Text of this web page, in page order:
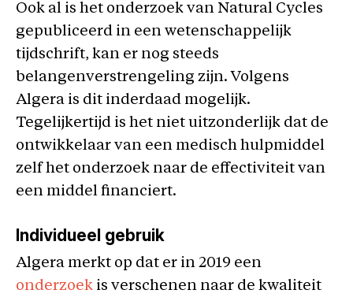
Ook al is het onderzoek van Natural Cycles
gepubliceerd in een wetenschappelijk
tijdschrift, kan er nog steeds
belangenverstrengeling zijn. Volgens
Algera is dit inderdaad mogelijk.
Tegelijkertijd is het niet uitzonderlijk dat de
ontwikkelaar van een medisch hulpmiddel
zelf het onderzoek naar de effectiviteit van
een middel financiert.
Individueel gebruik
Algera merkt op dat er in 2019 een
onderzoek is verschenen naar de kwaliteit